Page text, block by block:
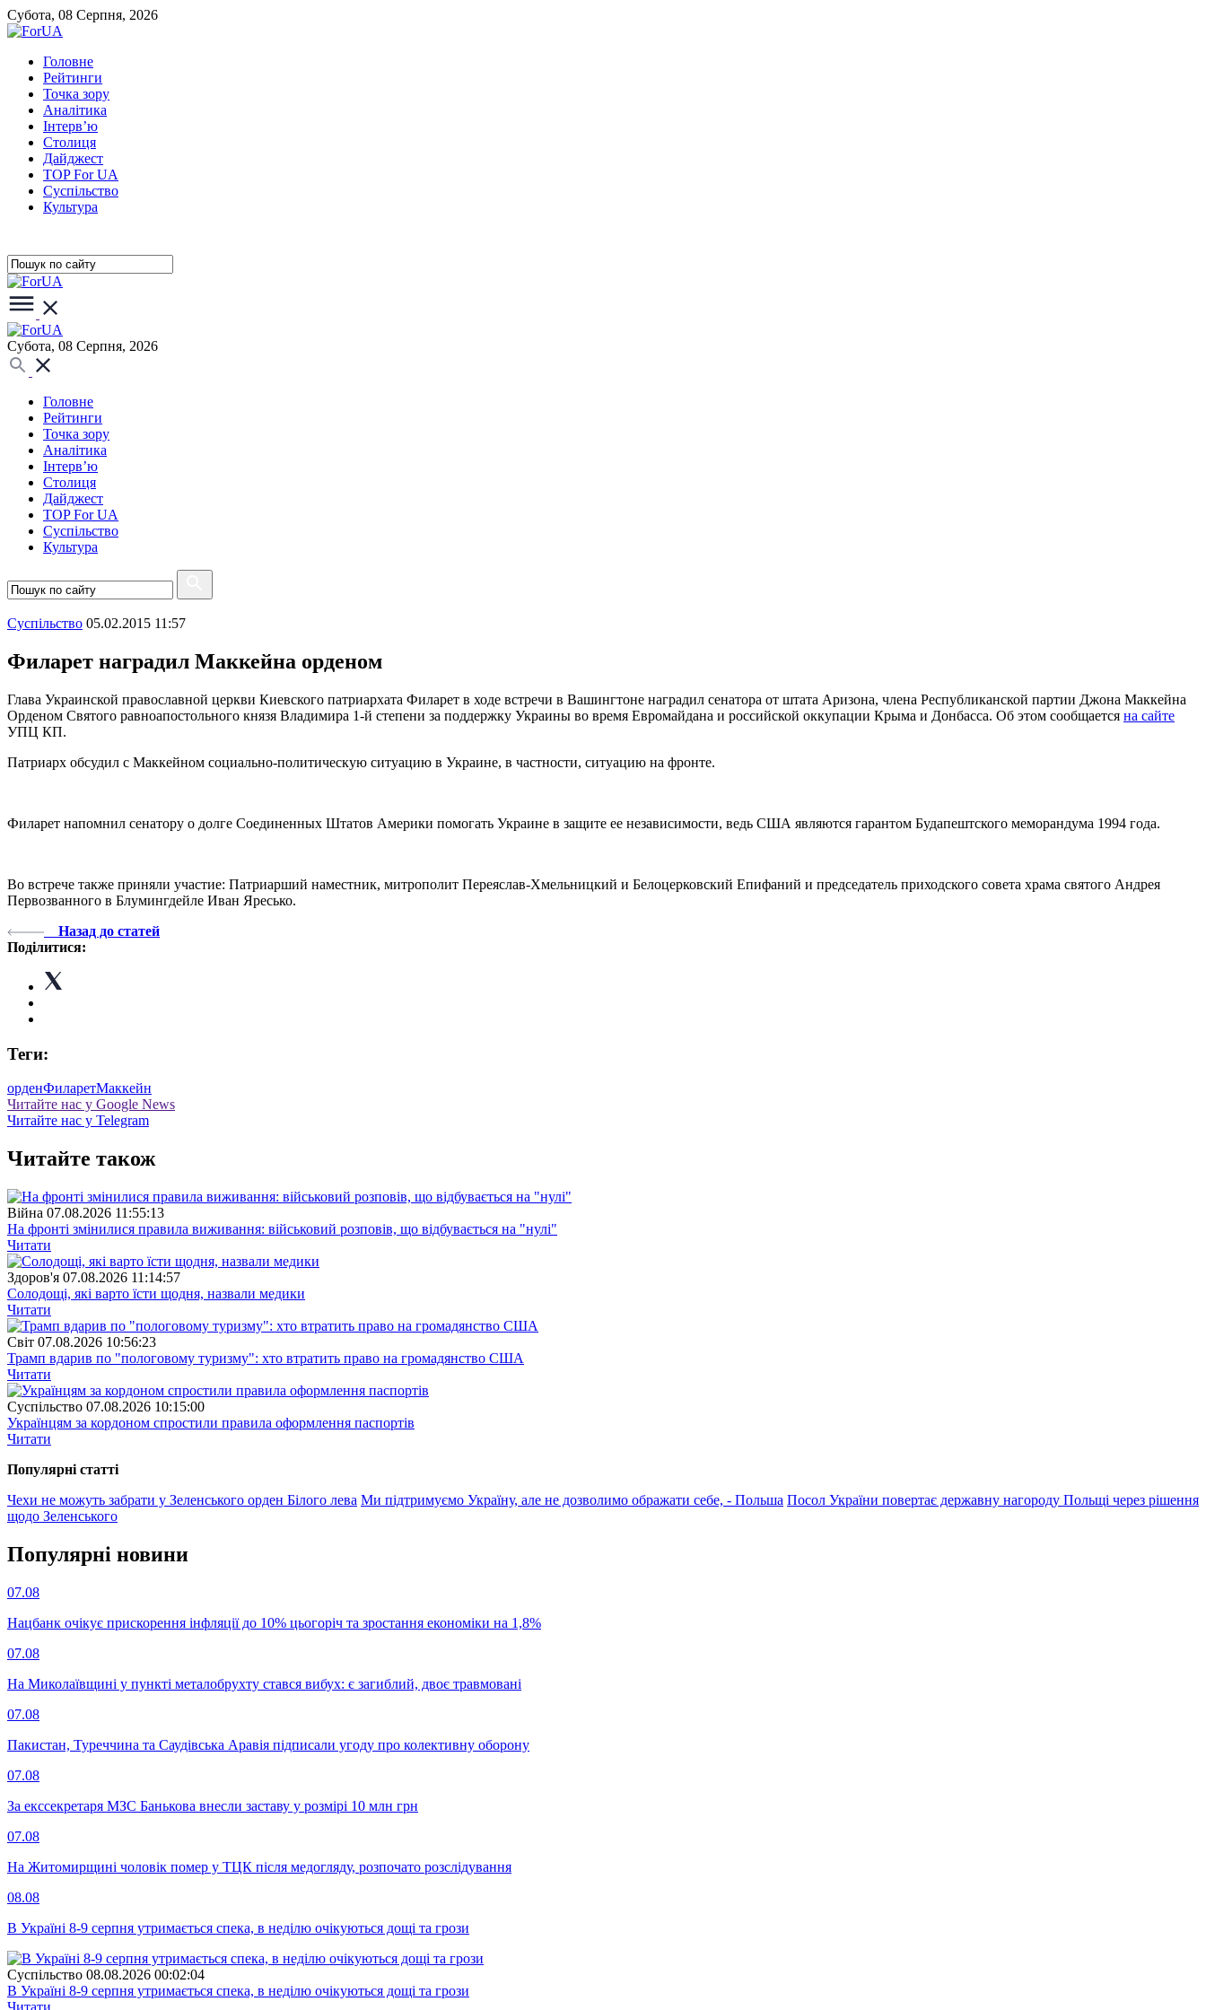
Субота, 08 Серпня, 2026
Головне
Рейтинги
Точка зору
Аналітика
Інтерв’ю
Столиця
Дайджест
TOP For UA
Суспiльство
Культура
Субота, 08 Серпня, 2026
Головне
Рейтинги
Точка зору
Аналітика
Інтерв’ю
Столиця
Дайджест
TOP For UA
Суспiльство
Культура
Суспiльство 05.02.2015 11:57
Филарет наградил Маккейна орденом
Глава Украинской православной церкви Киевского патриархата Филарет в ходе встречи в Вашингтоне наградил сенатора от штата Аризона, члена Республиканской партии Джона Маккейна
Орденом Святого равноапостольного князя Владимира 1-й степени за поддержку Украины во время Евромайдана и российской оккупации Крыма и Донбасса. Об этом сообщается на сайте
УПЦ КП.
Патриарх обсудил с Маккейном социально-политическую ситуацию в Украине, в частности, ситуацию на фронте.
Филарет напомнил сенатору о долге Соединенных Штатов Америки помогать Украине в защите ее независимости, ведь США являются гарантом Будапештского меморандума 1994 года.
Во встрече также приняли участие: Патриарший наместник, митрополит Переяслав-Хмельницкий и Белоцерковский Епифаний и председатель приходского совета храма святого Андрея
Первозванного в Блумингдейле Иван Яресько.
Назад до статей
Поділитися:
Теги:
орденФиларетМаккейн
Читайте нас у Google News
Читайте нас у Telegram
Читайте також
Війна 07.08.2026 11:55:13
На фронті змінилися правила виживання: військовий розповів, що відбувається на "нулі"
Читати
Здоров'я 07.08.2026 11:14:57
Солодощі, які варто їсти щодня, назвали медики
Читати
Свiт 07.08.2026 10:56:23
Трамп вдарив по "пологовому туризму": хто втратить право на громадянство США
Читати
Суспiльство 07.08.2026 10:15:00
Українцям за кордоном спростили правила оформлення паспортів
Читати
Популярнi статтi
Чехи не можуть забрати у Зеленського орден Білого лева Ми підтримуємо Україну, але не дозволимо ображати себе, - Польша Посол України повертає державну нагороду Польщі через рішення
щодо Зеленського
Популярнi новини
07.08
Нацбанк очікує прискорення інфляції до 10% цьогоріч та зростання економіки на 1,8%
07.08
На Миколаївщині у пункті металобрухту стався вибух: є загиблий, двоє травмовані
07.08
Пакистан, Туреччина та Саудівська Аравія підписали угоду про колективну оборону
07.08
За екссекретаря МЗС Банькова внесли заставу у розмірі 10 млн грн
07.08
На Житомирщині чоловік помер у ТЦК після медогляду, розпочато розслідування
08.08
В Україні 8-9 серпня утримається спека, в неділю очікуються дощі та грози
Суспiльство 08.08.2026 00:02:04
В Україні 8-9 серпня утримається спека, в неділю очікуються дощі та грози
Читати